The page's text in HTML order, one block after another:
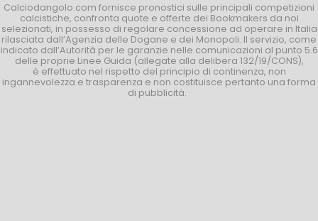
Calciodangolo.com fornisce pronostici sulle principali competizioni
calcistiche, confronta quote e offerte dei Bookmakers da noi
selezionati, in possesso di regolare concessione ad operare in Italia
rilasciata dall’Agenzia delle Dogane e dei Monopoli. Il servizio, come
indicato dall’Autorità per le garanzie nelle comunicazioni al punto 5.6
delle proprie Linee Guida (allegate alla delibera 132/19/CONS),
è effettuato nel rispetto del principio di continenza, non
ingannevolezza e trasparenza e non costituisce pertanto una forma
di pubblicità.